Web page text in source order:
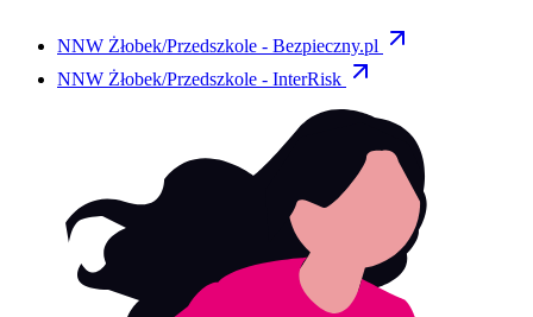
NNW Żłobek/Przedszkole - Bezpieczny.pl
NNW Żłobek/Przedszkole - InterRisk